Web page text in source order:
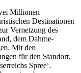
Millionen
Destinationen
Vernetzung des
dem Dahme-
Mit den
für den Standort,
Spree‘.